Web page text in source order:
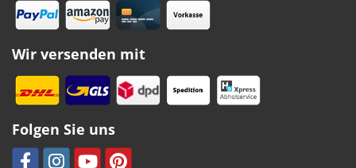
Wir versenden mit
Folgen Sie uns